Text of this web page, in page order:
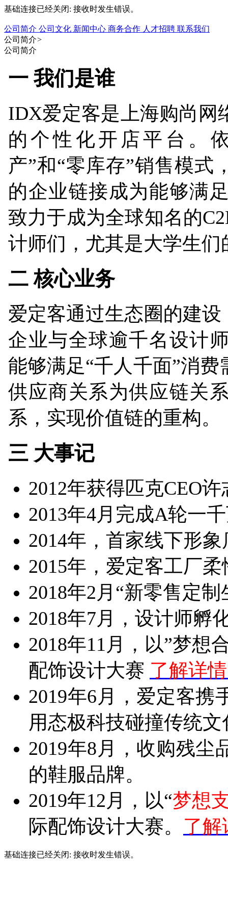
基础连接已经关闭: 接收时发生错误。
公司简介 公司文化 新闻中心 商务合作 人才招聘 联系我们
公司简介>
公司简介
基础连接已经关闭: 接收时发生错误。